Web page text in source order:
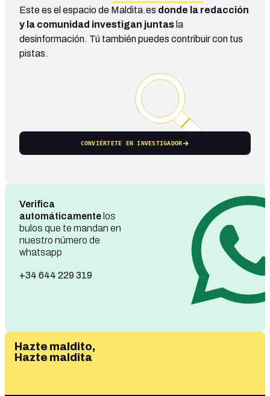
Este es el espacio de Maldita.es donde la redacción
y la comunidad investigan juntas la
desinformación. Tú también puedes contribuir con tus
pistas.
CONVIÉRTETE EN INVESTIGADOR
Verifica
automáticamente los
bulos que te mandan en
nuestro número de
whatsapp
+34 644 229 319
Hazte maldito,
Hazte maldita